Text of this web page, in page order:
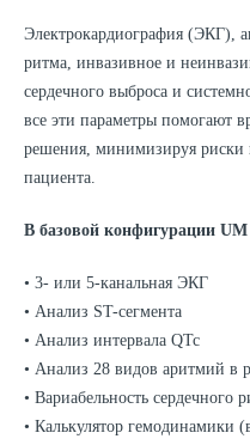
Электрокардиография (ЭКГ),
ритма, инвазивное и
сердечного выброса и
все эти параметры помогают
решения, минимизируя риски
пациента.
В базовой конфигурации UM
• 3- или 5-канальная ЭКГ
• Анализ ST-сегмента
• Анализ интервала QTc
• Анализ 28 видов аритмий в
• Вариабельность сердечного
• Калькулятор гемодинамики